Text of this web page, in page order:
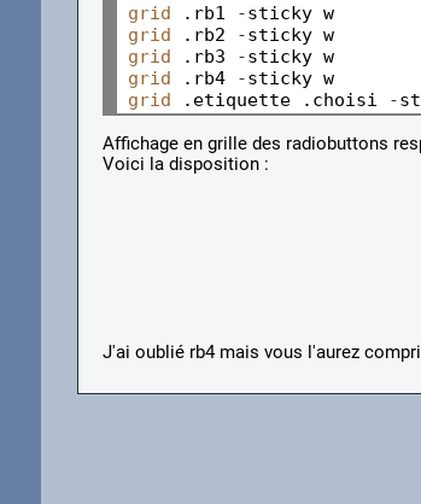
grid .rb1 -
sticky w
grid .rb2 -
sticky w
grid .rb3 -
sticky w
grid .rb4 -
sticky w
grid .etiquette .choisi -
Affichage en grille des radiobuttons
Voici la disposition :
J'ai oublié rb4 mais vous l'aurez